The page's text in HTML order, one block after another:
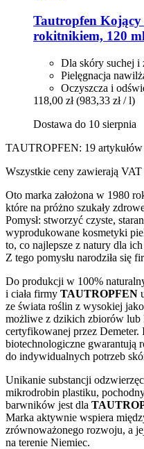
Tautropfen Kojący
rokitnikiem, 120 ml
Dla skóry suchej i
Pielęgnacja
Oczyszcza i
118,00 zł (983,33 zł / l)
Dostawa do 10 sierpnia
TAUTROPFEN: 19 artykułów
Wszystkie ceny zawierają VAT
Oto marka założona w 1980
które na próżno szukały
Pomysł: stworzyć czyste,
wyprodukowane kosmetyki
to, co najlepsze z natury dla
Z tego pomysłu narodziła się
Do produkcji w 100%
i ciała firmy TAUTROPFEN
ze świata roślin z wysokiej
możliwe z dzikich zbiorów lub
certyfikowanej przez Demeter.
biotechnologiczne gwarantują
do indywidualnych potrzeb
Unikanie substancji
mikrodrobin plastiku,
barwników jest dla
Marka aktywnie wspiera
zrównoważonego rozwoju, a
na terenie Niemiec.